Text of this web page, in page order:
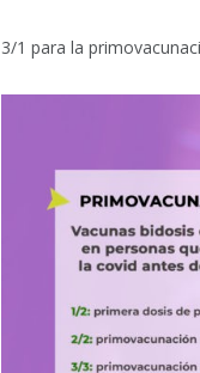
3/1 para la